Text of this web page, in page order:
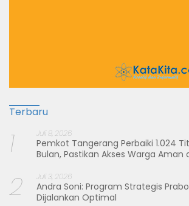
Terbaru
1 Juli 8, 2026
Pemkot Tangerang Perbaiki 1.024
Bulan, Pastikan Akses Warga Aman
2 Juli 3, 2026
Andra Soni: Program Strategis
Dijalankan Optimal